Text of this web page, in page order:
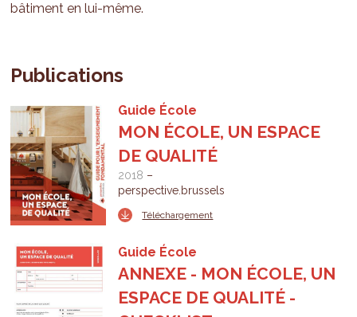
bâtiment en lui-même.
Publications
Guide École
MON ÉCOLE, UN ESPACE
DE QUALITÉ
2018
perspective.brussels
Téléchargement
Guide École
ANNEXE - MON ÉCOLE, UN
ESPACE DE QUALITÉ -